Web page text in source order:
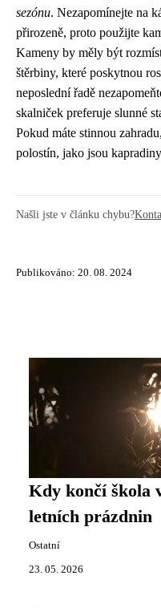
sezónu. Nezapomínejte na
přirozeně, proto použijte
Kameny by měly být
štěrbiny, které poskytnou
neposlední řadě
skalniček preferuje slunné
Pokud máte stinnou
polostín, jako jsou
Našli jste v článku chybu?
Publikováno: 20. 08. 2024
Kdy končí škola
letních prázdnin
Ostatní
23. 05. 2026